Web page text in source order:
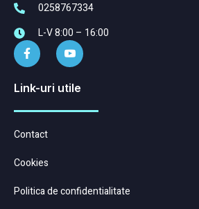
0258767334
L-V 8:00 – 16:00
Link-uri utile
Contact
Cookies
Politica de confidentialitate